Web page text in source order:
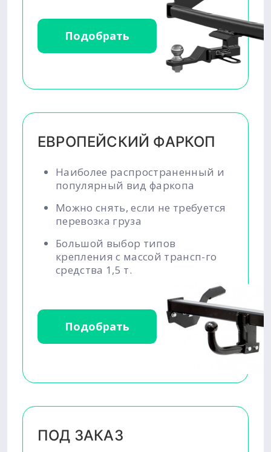
Подобрать
ЕВРОПЕЙСКИЙ ФАРКОП
Наиболее распространенный и
популярный вид фаркопа
Можно снять, если не требуется
перевозка груза
Большой выбор типов
крепления с массой трансп-го
средства 1,5 т.
Подобрать
ПОД ЗАКАЗ